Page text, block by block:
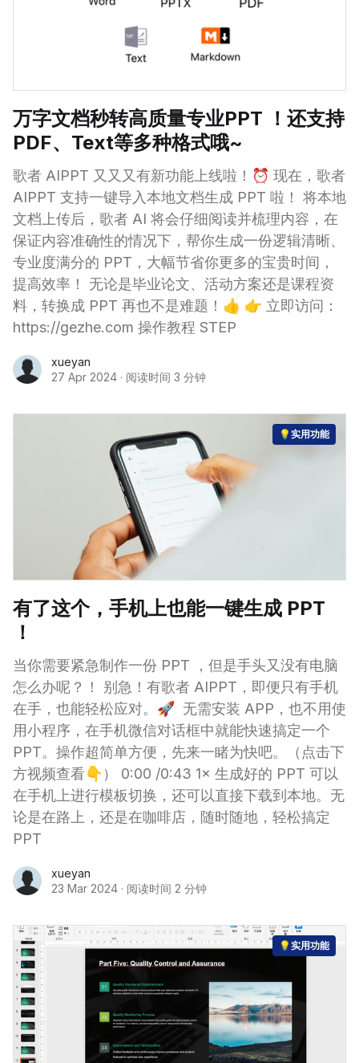
万字文档秒转高质量专业PPT ！还支持
PDF、Text等多种格式哦~
歌者 AIPPT 又又又有新功能上线啦！⏰ 现在，歌者
AIPPT 支持一键导入本地文档生成 PPT 啦！ 将本地
文档上传后，歌者 AI 将会仔细阅读并梳理内容，在
保证内容准确性的情况下，帮你生成一份逻辑清晰、
专业度满分的 PPT，大幅节省你更多的宝贵时间，
提高效率！ 无论是毕业论文、活动方案还是课程资
料，转换成 PPT 再也不是难题！👍 👉 立即访问：
https://gezhe.com 操作教程 STEP
xueyan
27 Apr 2024 · 阅读时间 3 分钟
💡实用功能
有了这个，手机上也能一键生成 PPT
！
当你需要紧急制作一份 PPT ，但是手头又没有电脑
怎么办呢？！ 别急！有歌者 AIPPT，即便只有手机
在手，也能轻松应对。🚀 无需安装 APP，也不用使
用小程序，在手机微信对话框中就能快速搞定一个
PPT。操作超简单方便，先来一睹为快吧。（点击下
方视频查看👇） 0:00 /0:43 1× 生成好的 PPT 可以
在手机上进行模板切换，还可以直接下载到本地。无
论是在路上，还是在咖啡店，随时随地，轻松搞定
PPT
xueyan
23 Mar 2024 · 阅读时间 2 分钟
💡实用功能